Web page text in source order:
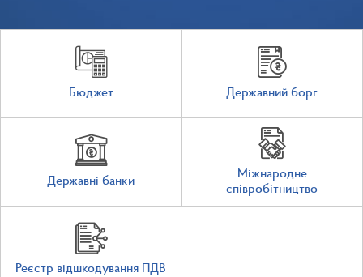
Бюджет Державний борг
Державні банки
Міжнародне
співробітництво
Реєстр відшкодування ПДВ